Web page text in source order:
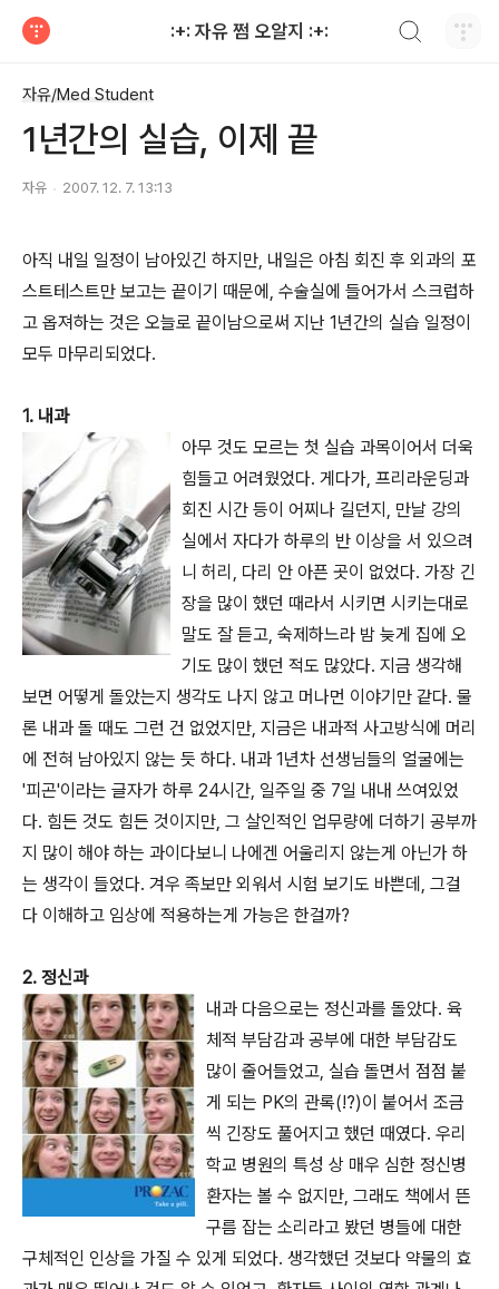
:+: 자유 쩜 오알지 :+:
자유/Med Student
1년간의 실습, 이제 끝
자유 2007. 12. 7. 13:13
아직 내일 일정이 남아있긴 하지만, 내일은 아침 회진 후 외과의 포
스트테스트만 보고는 끝이기 때문에, 수술실에 들어가서 스크럽하
고 옵져하는 것은 오늘로 끝이남으로써 지난 1년간의 실습 일정이
모두 마무리되었다.
1. 내과
아무 것도 모르는 첫 실습 과목이어서 더욱
힘들고 어려웠었다. 게다가, 프리라운딩과
회진 시간 등이 어찌나 길던지, 만날 강의
실에서 자다가 하루의 반 이상을 서 있으려
니 허리, 다리 안 아픈 곳이 없었다. 가장 긴
장을 많이 했던 때라서 시키면 시키는대로
말도 잘 듣고, 숙제하느라 밤 늦게 집에 오
기도 많이 했던 적도 많았다. 지금 생각해
보면 어떻게 돌았는지 생각도 나지 않고 머나먼 이야기만 같다. 물
론 내과 돌 때도 그런 건 없었지만, 지금은 내과적 사고방식에 머리
에 전혀 남아있지 않는 듯 하다. 내과 1년차 선생님들의 얼굴에는
'피곤'이라는 글자가 하루 24시간, 일주일 중 7일 내내 쓰여있었
다. 힘든 것도 힘든 것이지만, 그 살인적인 업무량에 더하기 공부까
지 많이 해야 하는 과이다보니 나에겐 어울리지 않는게 아닌가 하
는 생각이 들었다. 겨우 족보만 외워서 시험 보기도 바쁜데, 그걸
다 이해하고 임상에 적용하는게 가능은 한걸까?
2. 정신과
내과 다음으로는 정신과를 돌았다. 육
체적 부담감과 공부에 대한 부담감도
많이 줄어들었고, 실습 돌면서 점점 붙
게 되는 PK의 관록(!?)이 붙어서 조금
씩 긴장도 풀어지고 했던 때였다. 우리
학교 병원의 특성 상 매우 심한 정신병
환자는 볼 수 없지만, 그래도 책에서 뜬
구름 잡는 소리라고 봤던 병들에 대한
구체적인 인상을 가질 수 있게 되었다. 생각했던 것보다 약물의 효